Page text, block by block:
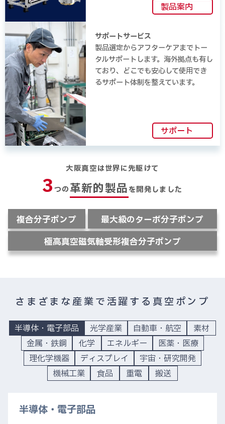
製品案内
サポートサービス
製品選定からアフターケアまでトー
タルサポートします。海外拠点も有し
ており、どこでも安心して使用でき
るサポート体制を整えています。
サポート
大阪真空は世界に先駆けて
3つの革新的製品を開発しました
複合分子ポンプ
最大級のターボ分子ポンプ
極高真空磁気軸受形複合分子ポンプ
さまざまな産業で活躍する真空ポンプ
半導体・電子部品 光学産業 自動車・航空
素材
金属・鉄鋼
化学 エネルギー
医薬・医療
理化学機器
ディスプレイ
宇宙・研究開発
機械工業
食品 重電 搬送
半導体・電子部品